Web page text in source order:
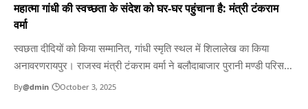
महात्मा गांधी की स्वच्छता के संदेश को घर-घर पहुंचाना है: मंत्री टंकराम
वर्मा
स्वछता दीदियों को किया सम्मानित, गांधी स्मृति स्थल में शिलालेख का किया
अनावरणरायपुर। राजस्व मंत्री टंकराम वर्मा ने बलौदाबाजार पुरानी मण्डी परिसर
स्थित ऐतिहासिक गांधी स्मृति स्थल में महात्मा गांधी के आगमन एवं दलित उत्थान
By@dmin October 3, 2025